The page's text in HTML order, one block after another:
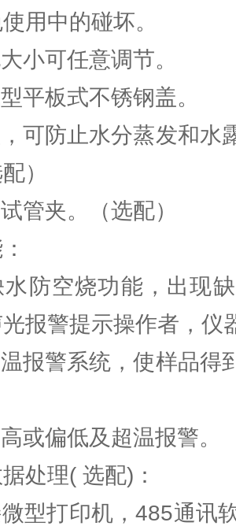
用中的碰坏。
小可任意调节。
平板式不锈钢盖。
可防止水分蒸发和水
）
管夹。（选配）
防空烧功能，出现
报警提示操作者，仪
报警系统，使样品得
或偏低及超温报警。
处理( 选配)：
型打印机，485通讯